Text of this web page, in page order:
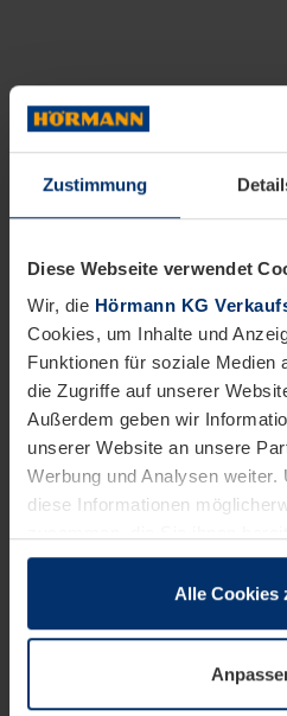
Zustimmung
Diese Webseite verwendet
Wir, die Hörmann KG
Cookies, um Inhalte und
Funktionen für soziale Medien
die Zugriffe auf unserer
Außerdem geben wir
unserer Website an unsere
Werbung und Analysen weiter.
diese Informationen
sie im Rahmen Ihrer Nutzung
wenn diese für den Betrieb
notwendig sind. Für alle
wir Ihre Erlaubnis. Ihre
Alle Cookies